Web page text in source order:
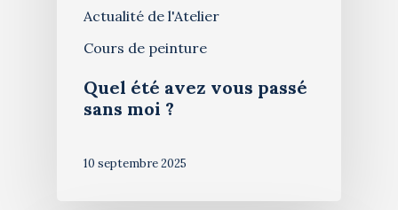
Actualité de l'Atelier
Cours de peinture
Quel été avez vous passé
sans moi ?
10 septembre 2025